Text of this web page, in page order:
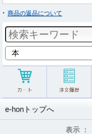
商品の返品について
e-honトップへ
表示 ：